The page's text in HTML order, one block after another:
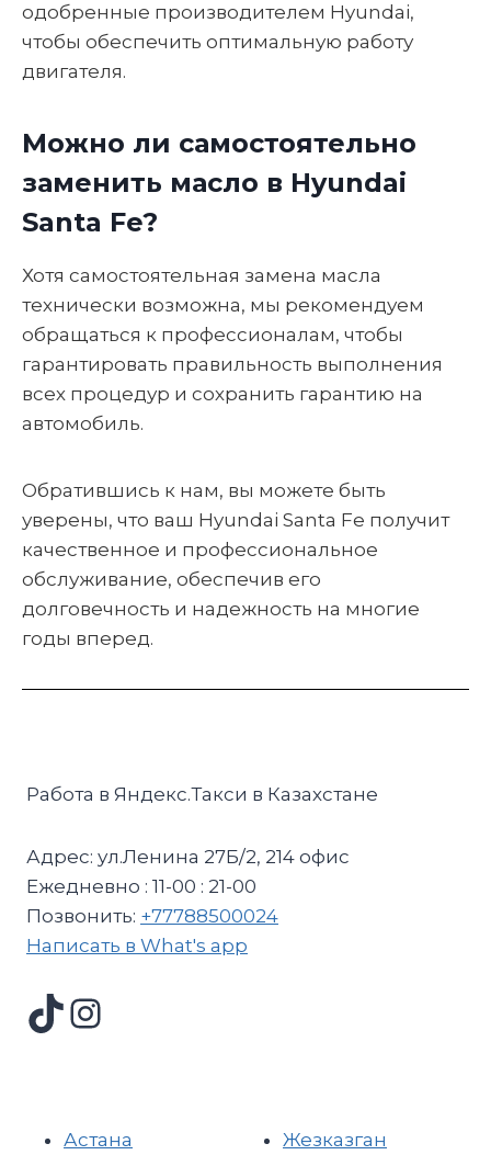
одобренные производителем Hyundai,
чтобы обеспечить оптимальную работу
двигателя.
Можно ли самостоятельно
заменить масло в Hyundai
Santa Fe?
Хотя самостоятельная замена масла
технически возможна, мы рекомендуем
обращаться к профессионалам, чтобы
гарантировать правильность выполнения
всех процедур и сохранить гарантию на
автомобиль.
Обратившись к нам, вы можете быть
уверены, что ваш Hyundai Santa Fe получит
качественное и профессиональное
обслуживание, обеспечив его
долговечность и надежность на многие
годы вперед.
Работа в Яндекс.Такси в Казахстане
Адрес: ул.Ленина 27Б/2, 214 офис
Ежедневно : 11-00 : 21-00
Позвонить: +77788500024
Написать в What's app
Астана Жезказган